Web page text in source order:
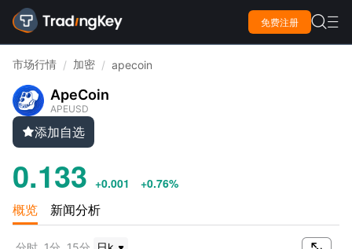
免费注册  
市场行情 / 加密 / apecoin
ApeCoin
APEUSD
添加自选
0.133 +0.001 +0.76%
概览 新闻分析